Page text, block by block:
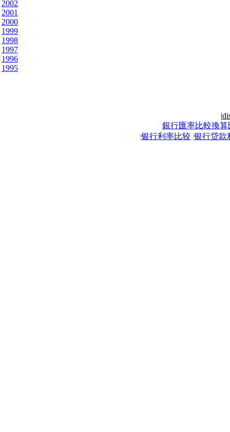
2002
2001
2000
1999
1998
1997
1996
1995
|
銀行匯率比較換算
|银行利率比较 |银行贷款